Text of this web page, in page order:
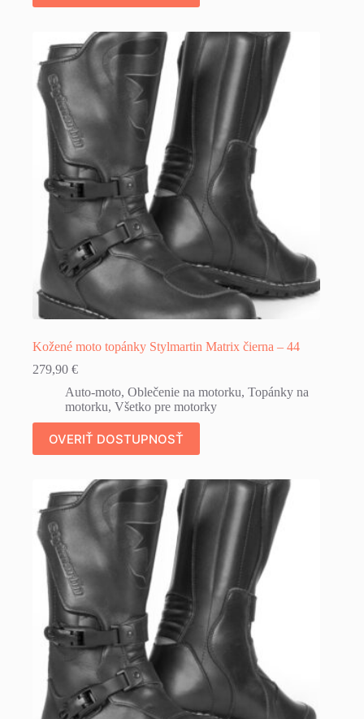
Kožené moto topánky Stylmartin Matrix čierna – 44
279,90 €
Auto-moto, Oblečenie na motorku, Topánky na
motorku, Všetko pre motorky
OVERIŤ DOSTUPNOSŤ